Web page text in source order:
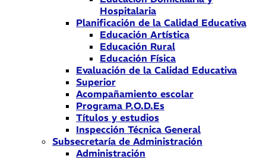
Hospitalaria
Planificación de la Calidad Educativa
Educación Artística
Educación Rural
Educación Física
Evaluación de la Calidad Educativa
Superior
Acompañamiento escolar
Programa P.O.D.Es
Títulos y estudios
Inspección Técnica General
Subsecretaría de Administración
Administración